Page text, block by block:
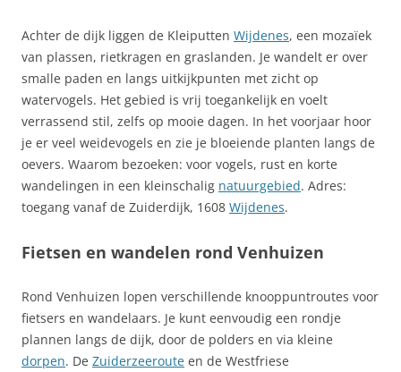
Achter de dijk liggen de Kleiputten Wijdenes, een mozaïek
van plassen, rietkragen en graslanden. Je wandelt er over
smalle paden en langs uitkijkpunten met zicht op
watervogels. Het gebied is vrij toegankelijk en voelt
verrassend stil, zelfs op mooie dagen. In het voorjaar hoor
je er veel weidevogels en zie je bloeiende planten langs de
oevers. Waarom bezoeken: voor vogels, rust en korte
wandelingen in een kleinschalig natuurgebied. Adres:
toegang vanaf de Zuiderdijk, 1608 Wijdenes.
Fietsen en wandelen rond Venhuizen
Rond Venhuizen lopen verschillende knooppuntroutes voor
fietsers en wandelaars. Je kunt eenvoudig een rondje
plannen langs de dijk, door de polders en via kleine
dorpen. De Zuiderzeeroute en de Westfriese